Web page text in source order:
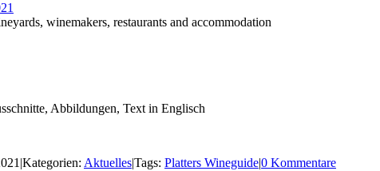
winemakers, restaurants and accommodation
Abbildungen, Text in Englisch
|Kategorien: Aktuelles|Tags: Platters Wineguide|0 Kommentare